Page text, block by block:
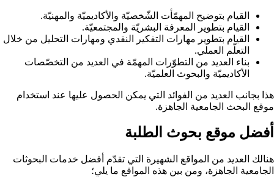
القيام بتوضيح المهمّأت الشّخصيّة والأكاديميّة والمهنيّة.
القيام بتطوير المعرفة البشريّة والمجتمعيّة.
القيام بتطوير مهارات التفكير النقدي ومهارات التحليل من خلال
التعلّم العملي.
بناء العديد من التطوّرات المهمّة في العديد من التخصّصات
الأكاديميّة والبحوث العلميّة.
هذا بجانب العديد من الفوائد التي يمكن الحصول عليها عند استخدام
موقع البحث الجامعية الجاهزة.
أفضل موقع بحوث الطلبة
هنالك العديد من المواقع الشهيرة التي تقدّم أفضل خدمات البحوثات
الجامعية الجاهزة، ومن بين هذه المواقع ما يلي؛